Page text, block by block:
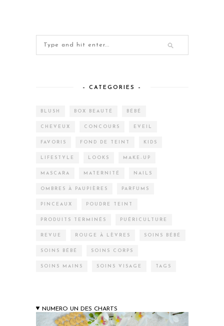
– CATEGORIES –
BLUSH BOX BEAUTÉ BÉBÉ
CHEVEUX CONCOURS EVEIL
FAVORIS FOND DE TEINT KIDS
LIFESTYLE LOOKS MAKE-UP
MASCARA MATERNITÉ NAILS
OMBRES À PAUPIÈRES PARFUMS
PINCEAUX POUDRE TEINT
PRODUITS TERMINÉS PUÉRICULTURE
REVUE ROUGE À LÈVRES SOINS BÉBÉ
SOINS BÉBÉ SOINS CORPS
SOINS MAINS SOINS VISAGE TAGS
NUMERO UN DES CHARTS